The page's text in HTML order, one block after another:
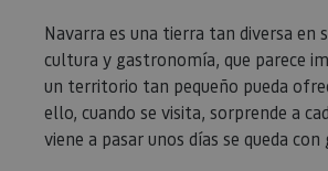
Navarra es una tierra tan diversa en
cultura y gastronomía, que parece
un territorio tan pequeño pueda
ello, cuando se visita, sorprende a
viene a pasar unos días se queda con